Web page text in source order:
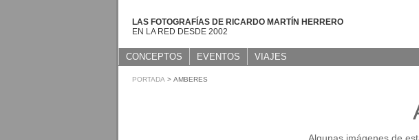
LAS FOTOGRAFÍAS DE RICARDO MARTÍN HERRERO
EN LA RED DESDE 2002
CONCEPTOS EVENTOS VIAJES
PORTADA > AMBERES